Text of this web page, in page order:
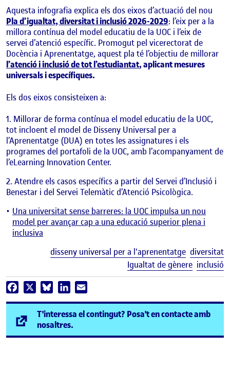
Aquesta infografia explica els dos eixos d’actuació del nou
Pla d’igualtat, diversitat i inclusió 2026-2029: l’eix per a la
millora contínua del model educatiu de la UOC i l’eix de
servei d’atenció específic. Promogut pel vicerectorat de
Docència i Aprenentatge, aquest pla té l’objectiu de millorar
l’atenció i inclusió de tot l’estudiantat, aplicant mesures
universals i específiques.
Els dos eixos consisteixen a:
Millorar de forma contínua el model educatiu de la UOC,
tot incloent el model de Disseny Universal per a
l’Aprenentatge (DUA) en totes les assignatures i els
programes del portafoli de la UOC, amb l’acompanyament de
l’eLearning Innovation Center.
Atendre els casos específics a partir del Servei d’Inclusió i
Benestar i del Servei Telemàtic d’Atenció Psicològica.
Una universitat sense barreres: la UOC impulsa un nou
model per avançar cap a una educació superior plena i
inclusiva
disseny universal per a l'aprenentatge diversitat
Igualtat de gènere inclusió
Facebook BlueskyLinkedIn
T'interessa el contingut? Posa't en contacte amb
nosaltres.